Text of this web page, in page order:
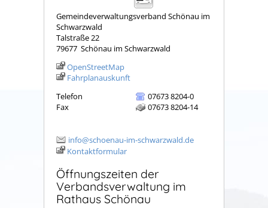
Gemeindeverwaltungsverband Schönau im
Schwarzwald
Talstraße 22
79677 Schönau im Schwarzwald
OpenStreetMap
Fahrplanauskunft
Telefon
07673 8204-0
Fax
07673 8204-14
info@schoenau-im-schwarzwald.de
Kontaktformular
Öffnungszeiten der
Verbandsverwaltung im
Rathaus Schönau